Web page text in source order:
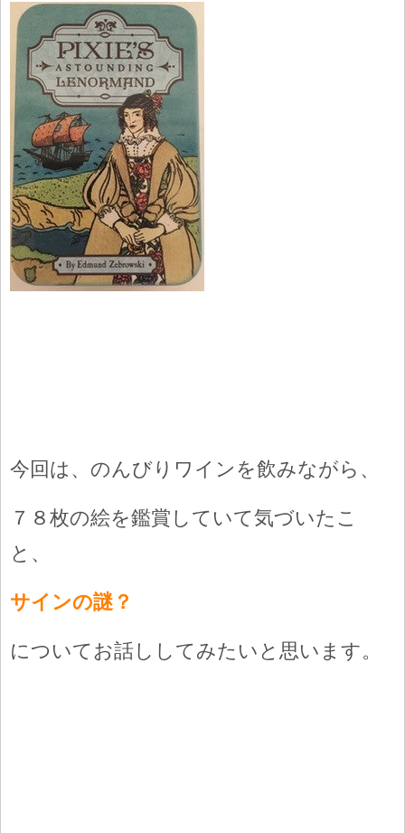
今回は、のんびりワインを飲みながら、
７８枚の絵を鑑賞していて気づいたこ
と、
サインの謎？
についてお話ししてみたいと思います。